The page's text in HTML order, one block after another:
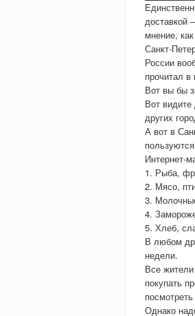
доставкой
мнение,
Санкт-
России
прочитал в
Вот вы бы
Вот
других
А вот в
Интернет-
1. Рыба,
2. Мясо,
3.
4.
5. Хлеб,
В любом
недели.
Все
покупать
Однако